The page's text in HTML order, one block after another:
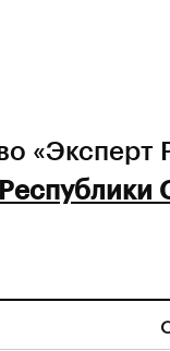
«Эксперт
Республики